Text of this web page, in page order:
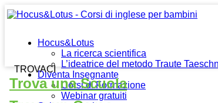
Hocus&Lotus
La ricerca scientifica
L’ideatrice del metodo Traute
Diventa Insegnante
Corsi di Formazione
Webinar gratuiti
TROVACI
Trova una Scuola